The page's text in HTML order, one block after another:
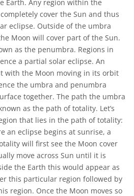
Earth. Any region within the
cover the Sun and thus
eclipse. Outside of the umbra
Moon will cover part of the Sun.
as the penumbra. Regions in
a partial solar eclipse. An
with the Moon moving in its orbit
the umbra and penumbra
together. The path the umbra
as the path of totality. Let’s
that lies in the path of totality:
an eclipse begins at sunrise, a
will first see the Moon cover
move across Sun until it is
the Earth this would appear as
this particular region followed by
region. Once the Moon moves so